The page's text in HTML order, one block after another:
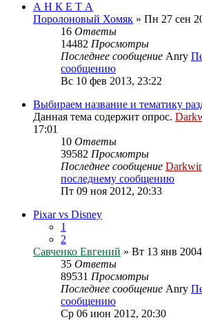
А Н К Е Т А
Поролоновый Хомяк » Пн 27 сен
16 Ответы
14482 Просмотры
Последнее сообщение Anry
сообщению
Вс 10 фев 2013, 23:22
Выбираем название и тематику
Данная тема содержит опрос.
17:01
10 Ответы
39582 Просмотры
Последнее сообщение
последнему сообщению
Пт 09 ноя 2012, 20:33
Pixar vs Disney
1
2
Савченко Евгений » Вт 13 янв
35 Ответы
89531 Просмотры
Последнее сообщение Anry
сообщению
Ср 06 июн 2012, 20:30